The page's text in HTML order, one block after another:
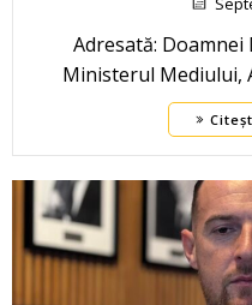
Adresată: Doamnei
Ministerul Mediului,